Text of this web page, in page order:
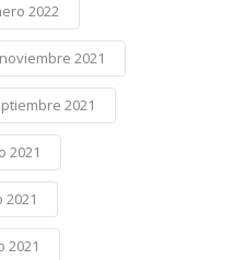
2022
noviembre 2021
2021
2021
2021
2021